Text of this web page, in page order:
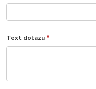
Text dotazu *